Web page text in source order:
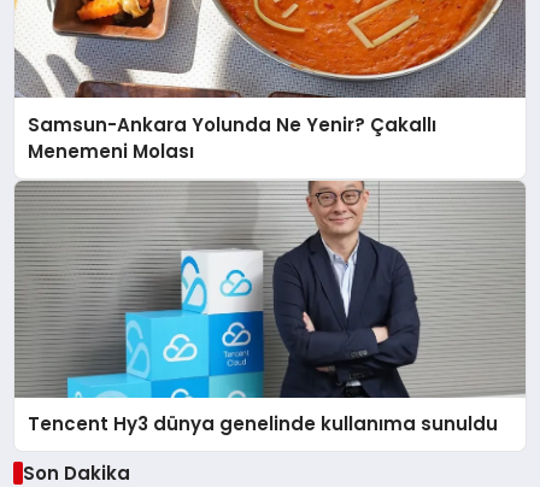
Samsun-Ankara Yolunda Ne Yenir? Çakallı
Menemeni Molası
Tencent Hy3 dünya genelinde kullanıma sunuldu
Son Dakika